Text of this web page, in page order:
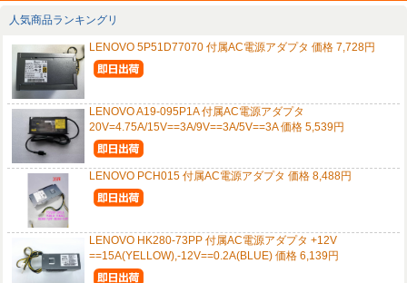
人気商品ランキングリ
LENOVO 5P51D77070 付属AC電源アダプタ 価格 7,728円
LENOVO A19-095P1A 付属AC電源アダプタ
20V=4.75A/15V==3A/9V==3A/5V==3A 価格 5,539円
LENOVO PCH015 付属AC電源アダプタ 価格 8,488円
LENOVO HK280-73PP 付属AC電源アダプタ +12V
==15A(YELLOW),-12V==0.2A(BLUE) 価格 6,139円